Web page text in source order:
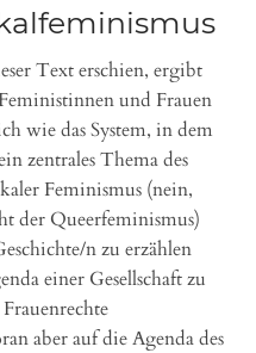
Text erschien, ergibt
und Frauen
wie das System, in dem
zentrales Thema des
Feminismus (nein,
der Queerfeminismus)
n zu erzählen
einer Gesellschaft zu
Frauenrechte
aber auf die Agenda des